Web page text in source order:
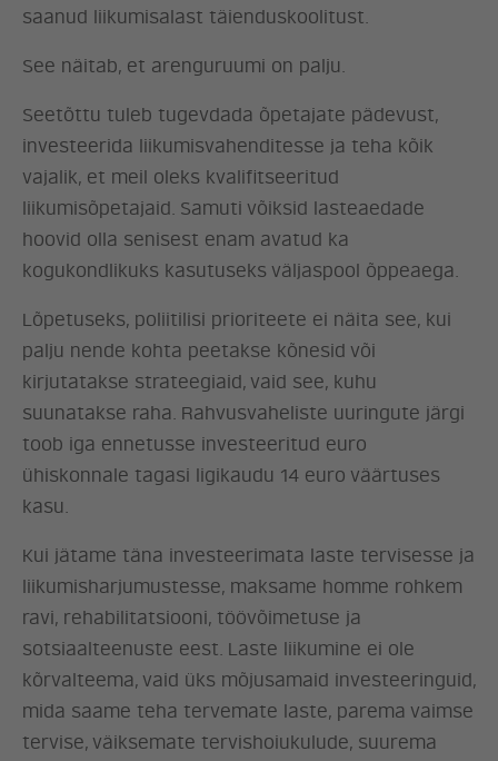
saanud liikumisalast täienduskoolitust.
See näitab, et arenguruumi on palju.
Seetõttu tuleb tugevdada õpetajate pädevust,
investeerida liikumisvahenditesse ja teha kõik
vajalik, et meil oleks kvalifitseeritud
liikumisõpetajaid. Samuti võiksid lasteaedade
hoovid olla senisest enam avatud ka
kogukondlikuks kasutuseks väljaspool õppeaega.
Lõpetuseks, poliitilisi prioriteete ei näita see, kui
palju nende kohta peetakse kõnesid või
kirjutatakse strateegiaid, vaid see, kuhu
suunatakse raha. Rahvusvaheliste uuringute järgi
toob iga ennetusse investeeritud euro
ühiskonnale tagasi ligikaudu 14 euro väärtuses
kasu.
Kui jätame täna investeerimata laste tervisesse ja
liikumisharjumustesse, maksame homme rohkem
ravi, rehabilitatsiooni, töövõimetuse ja
sotsiaalteenuste eest. Laste liikumine ei ole
kõrvalteema, vaid üks mõjusamaid investeeringuid,
mida saame teha tervemate laste, parema vaimse
tervise, väiksemate tervishoiukulude, suurema